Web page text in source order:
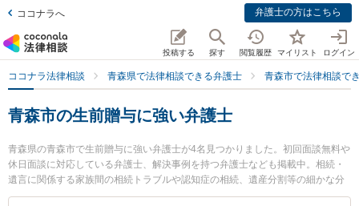
ココナラへ 弁護士の方はこちら
投稿する 探す 閲覧履歴 マイリスト ログイン
ココナラ法律相談 青森県で法律相談できる弁護士 青森市で法律相談で
青森市の生前贈与に強い弁護士
青森県の青森市で生前贈与に強い弁護士が4名見つかりました。初回面談無料や
休日面談に対応している弁護士、解決事例を持つ弁護士なども掲載中。相続・
遺言に関係する家族間の相続トラブルや認知症の相続、遺産分割等の細かな分
野での絞り込み検索もでき便利です。特に雪のまち法律事務所の三上 大介弁護